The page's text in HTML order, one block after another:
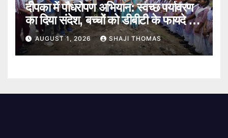
दीपका में पौधरोपण अभियान: स्वच्छ पर्यावरण
का दिया संदेश, बच्चों को डीबीटी के फायदे भी
बताए।
AUGUST 1, 2026 SHAJI THOMAS